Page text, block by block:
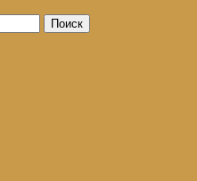
Поиск